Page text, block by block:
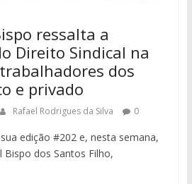
ressalta a
Direito Sindical na
dos
e privado
Rafael Rodrigues da Silva 0
edição #202 e, nesta semana,
dos Santos Filho,